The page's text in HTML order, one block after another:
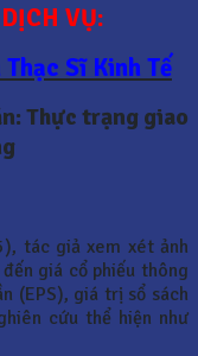
VỤ:
Sĩ Kinh Tế
Thực trạng giao
tác giả xem xét ảnh
giá cổ phiếu thông
(EPS), giá trị sổ sách
cứu thể hiện như